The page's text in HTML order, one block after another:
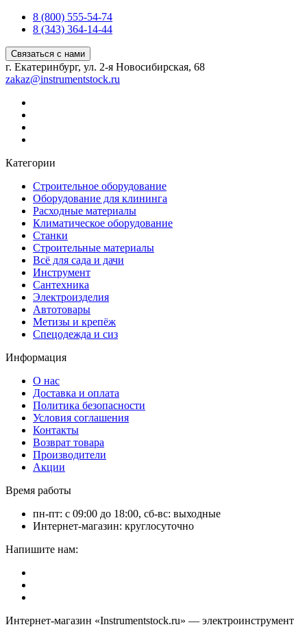
8 (800) 555-54-74
8 (343) 364-14-44
Связаться с нами
г. Екатеринбург, ул. 2-я Новосибирская, 68
zakaz@instrumentstock.ru
Категории
Строительное оборудование
Оборудование для клининга
Расходные материалы
Климатическое оборудование
Станки
Строительные материалы
Всё для сада и дачи
Инструмент
Сантехника
Электроизделия
Автотовары
Метизы и крепёж
Спецодежда и сиз
Информация
О нас
Доставка и оплата
Политика безопасности
Условия соглашения
Контакты
Возврат товара
Производители
Акции
Время работы
пн-пт: с 09:00 до 18:00, сб-вс: выходные
Интернет-магазин: круглосуточно
Напишите нам:
Интернет-магазин «Instrumentstock.ru» — электроинструмент